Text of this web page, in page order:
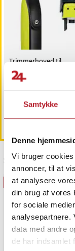
Samtykke
Denne
Vi bruger
annoncer, til at
at analysere
din brug af vores
for sociale
analysepartnere.
data med andre
de har indsamlet
Trimmerhoved til
næsehår til Philips
OneBlade /
næsetrimmerhoved
Findes på lager,
Køb
Sidst besøgt
GAVEIDÉ